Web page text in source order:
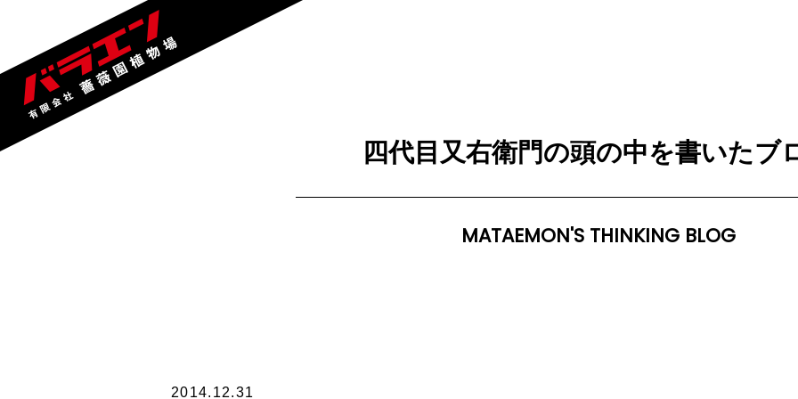
四代目又右衛門の頭の中を書いたブ
MATAEMON'S THINKING BLOG
2014.12.31